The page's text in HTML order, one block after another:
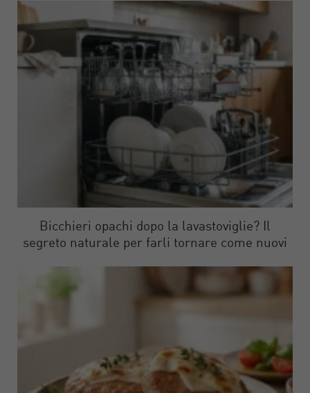
Bicchieri opachi dopo la lavastoviglie? Il
segreto naturale per farli tornare come nuovi